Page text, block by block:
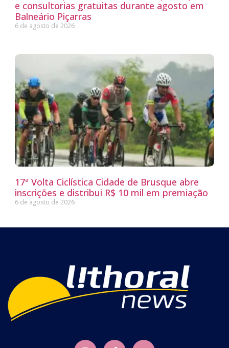
e consultorias gratuitas durante agosto em
Balneário Piçarras
6 de agosto de 2026
17ª Volta Ciclística Cidade de Brusque abre
inscrições e distribui R$ 10 mil em premiação
6 de agosto de 2026